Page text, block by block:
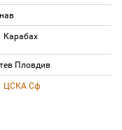
Карабах
Пловдив
ЦСКА Сф